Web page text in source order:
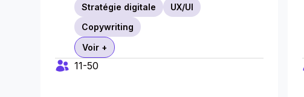
Stratégie digitale
UX/UI
Copywriting
Voir +
11-50